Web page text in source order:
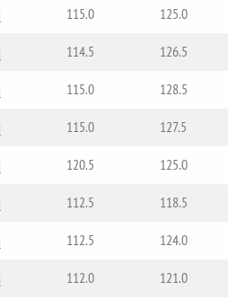
115.0 125.0
114.5 126.5
115.0 128.5
115.0 127.5
120.5 125.0
112.5 118.5
112.5 124.0
112.0 121.0